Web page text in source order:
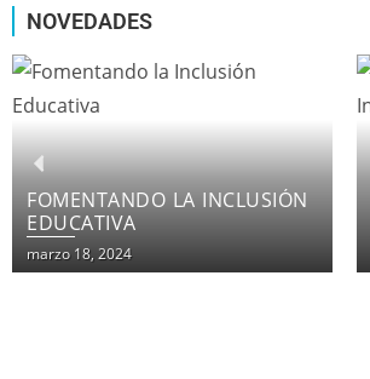
NOVEDADES
PROGRAMAS DE BECAS EN EL
INSTITUTO
marzo 21, 2024